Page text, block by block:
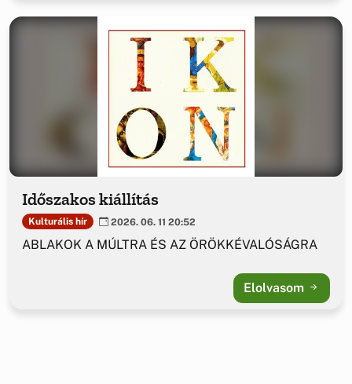
Időszakos kiállítás
Kulturális hír 2026. 06. 11 20:52
ABLAKOK A MÚLTRA ÉS AZ ÖRÖKKÉVALÓSÁGRA
Elolvasom